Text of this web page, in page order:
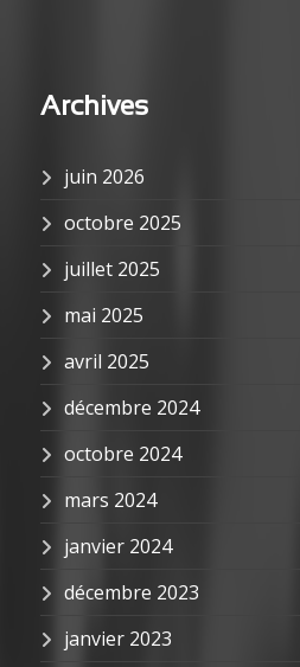
Archives
juin 2026
octobre 2025
juillet 2025
mai 2025
avril 2025
décembre 2024
octobre 2024
mars 2024
janvier 2024
décembre 2023
janvier 2023